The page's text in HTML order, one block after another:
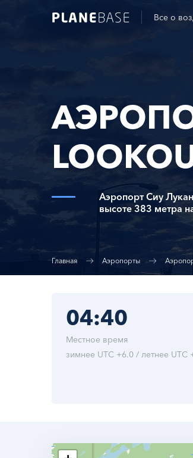
Все о
Аэропорт Сиу
высоте 383 метра
Главная Аэропорты
04:40
Местное время
зимнее UTC +6.0 / летнее UTC